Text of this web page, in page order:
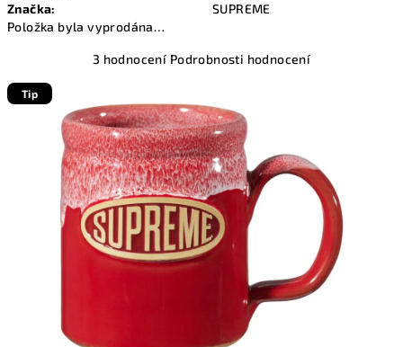
Značka:
SUPREME
Položka byla vyprodána…
Průměrné
je
3,7
z
5
hvězdiček.
3 hodnocení Podrobnosti hodnocení
Tip